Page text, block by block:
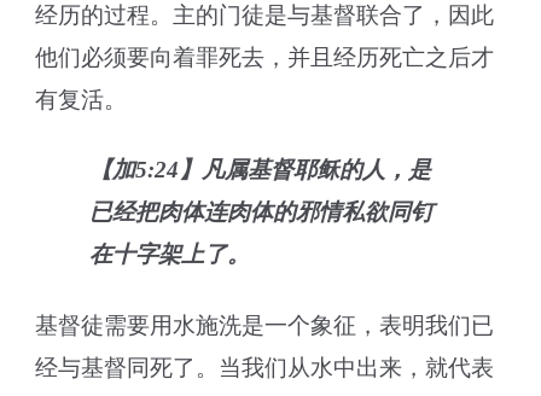
经历的过程。主的门徒是与基督联合了，因此
他们必须要向着罪死去，并且经历死亡之后才
有复活。
【加5:24】凡属基督耶稣的人，是
已经把肉体连肉体的邪情私欲同钉
在十字架上了。
基督徒需要用水施洗是一个象征，表明我们已
经与基督同死了。当我们从水中出来，就代表